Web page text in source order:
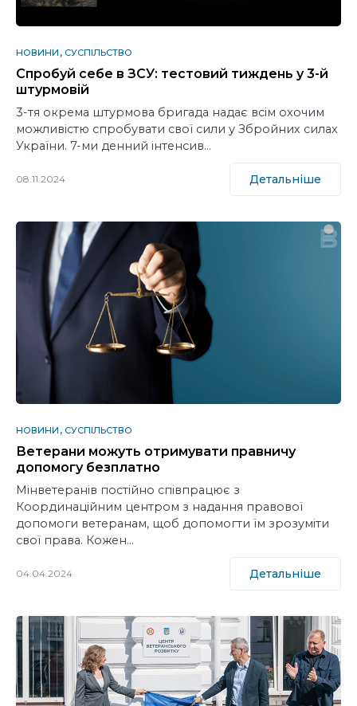
НОВИНИ СУСПІЛЬСТВО
Спробуй себе в ЗСУ: тестовий тиждень у 3-й
штурмовій
3-тя окрема штурмова бригада надає всім охочим
можливістю спробувати свої сили у Збройних силах
України. 7-ми денний інтенсив…
08.11.2024 Детальніше
НОВИНИ СУСПІЛЬСТВО
Ветерани можуть отримувати правничу
допомогу безплатно
Мінветеранів постійно співпрацює з
Координаційним центром з надання правової
допомоги ветеранам, щоб допомогти їм зрозуміти
свої права. Кожен…
04.04.2024 Детальніше